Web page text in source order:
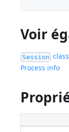
Voir
Session class
Process info